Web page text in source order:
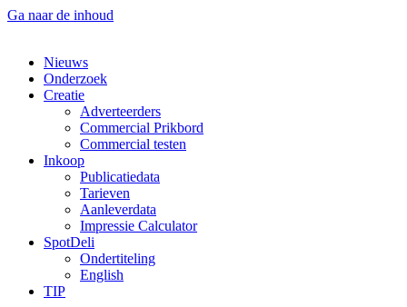
Ga naar de inhoud
Nieuws
Onderzoek
Creatie
Adverteerders
Commercial Prikbord
Commercial testen
Inkoop
Publicatiedata
Tarieven
Aanleverdata
Impressie Calculator
SpotDeli
Ondertiteling
English
TIP